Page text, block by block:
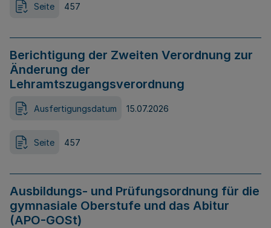
Seite 457
Berichtigung der Zweiten Verordnung zur
Änderung der
Lehramtszugangsverordnung
Ausfertigungsdatum 15.07.2026
Seite 457
Ausbildungs- und Prüfungsordnung für die
gymnasiale Oberstufe und das Abitur
(APO-GOSt)